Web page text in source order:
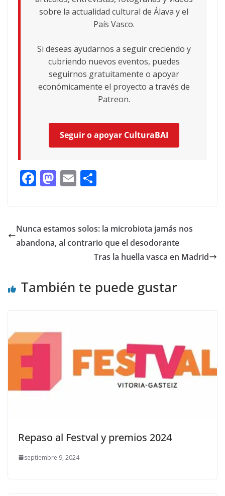
sobre la actualidad cultural de Álava y el
País Vasco.
Si deseas ayudarnos a seguir creciendo y
cubriendo nuevos eventos, puedes
seguirnos gratuitamente o apoyar
económicamente el proyecto a través de
Patreon.
Seguir o apoyar CulturaBAI
F
b
o
M
d
o
E
l p
ar
ti
Nunca estamos solos: la microbiota jamás nos
abandona, al contrario que el desodorante
Tras la huella vasca en Madrid
También te puede gustar
Repaso al Festval y premios 2024
septiembre 9, 2024